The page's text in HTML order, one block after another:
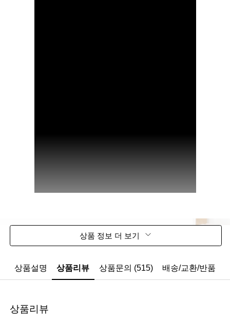
상품 정보 더 보기
상품설명 상품리뷰 상품문의 (515) 배송/교환/반품
상품리뷰